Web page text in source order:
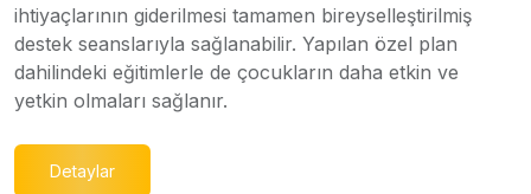
ihtiyaçlarının giderilmesi tamamen bireyselleştirilmiş
destek seanslarıyla sağlanabilir. Yapılan özel plan
dahilindeki eğitimlerle de çocukların daha etkin ve
yetkin olmaları sağlanır.
Detaylar